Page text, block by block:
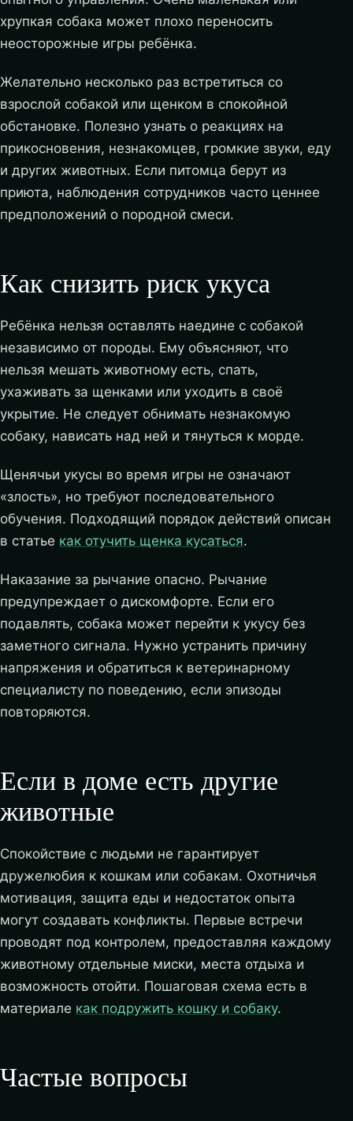
хрупкая собака может плохо переносить
неосторожные игры ребёнка.
Желательно несколько раз встретиться со
взрослой собакой или щенком в спокойной
обстановке. Полезно узнать о реакциях на
прикосновения, незнакомцев, громкие звуки, еду
и других животных. Если питомца берут из
приюта, наблюдения сотрудников часто ценнее
предположений о породной смеси.
Как снизить риск укуса
Ребёнка нельзя оставлять наедине с собакой
независимо от породы. Ему объясняют, что
нельзя мешать животному есть, спать,
ухаживать за щенками или уходить в своё
укрытие. Не следует обнимать незнакомую
собаку, нависать над ней и тянуться к морде.
Щенячьи укусы во время игры не означают
«злость», но требуют последовательного
обучения. Подходящий порядок действий описан
в статье как отучить щенка кусаться.
Наказание за рычание опасно. Рычание
предупреждает о дискомфорте. Если его
подавлять, собака может перейти к укусу без
заметного сигнала. Нужно устранить причину
напряжения и обратиться к ветеринарному
специалисту по поведению, если эпизоды
повторяются.
Если в доме есть другие
животные
Спокойствие с людьми не гарантирует
дружелюбия к кошкам или собакам. Охотничья
мотивация, защита еды и недостаток опыта
могут создавать конфликты. Первые встречи
проводят под контролем, предоставляя каждому
животному отдельные миски, места отдыха и
возможность отойти. Пошаговая схема есть в
материале как подружить кошку и собаку.
Частые вопросы